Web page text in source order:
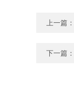
上一篇：
下一篇：